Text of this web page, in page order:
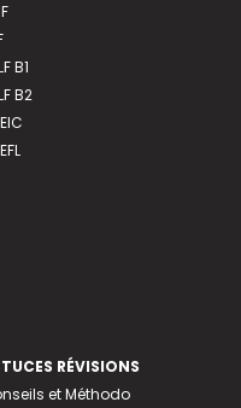
B1
B2
RÉVISIONS
et Méthodo